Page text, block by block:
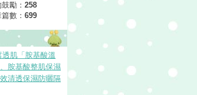
勵： 258
數： 699
透肌「胺基酸溫
胺基酸整肌保濕
清透保濕防曬隔